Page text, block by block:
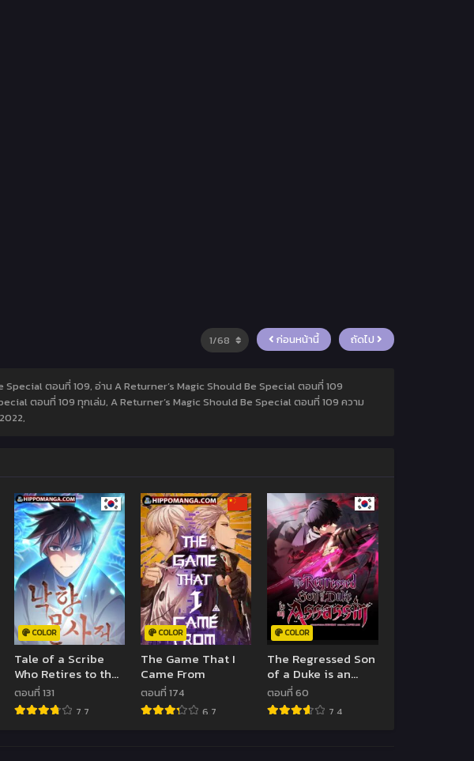
ก่อนหน้านี้ ถัดไป
ตอนที่ 109, อ่าน A Returner’s Magic Should Be Special ตอนที่ 109
ตอนที่ 109 ทุกเล่ม, A Returner’s Magic Should Be Special ตอนที่ 109 ความ
,
COLOR
Tale of a Scribe
Who Retires to the
Countryside
ตอนที่ 131
7.7
COLOR
The Game That I
Came From
ตอนที่ 174
6.7
COLOR
The Regressed Son
of a Duke is an
Assassin
ตอนที่ 60
7.4